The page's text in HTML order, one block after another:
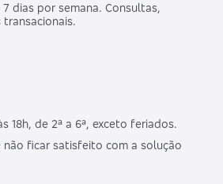
dias por semana. Consultas,
18h, de 2ª a 6ª, exceto feriados.
não ficar satisfeito com a solução